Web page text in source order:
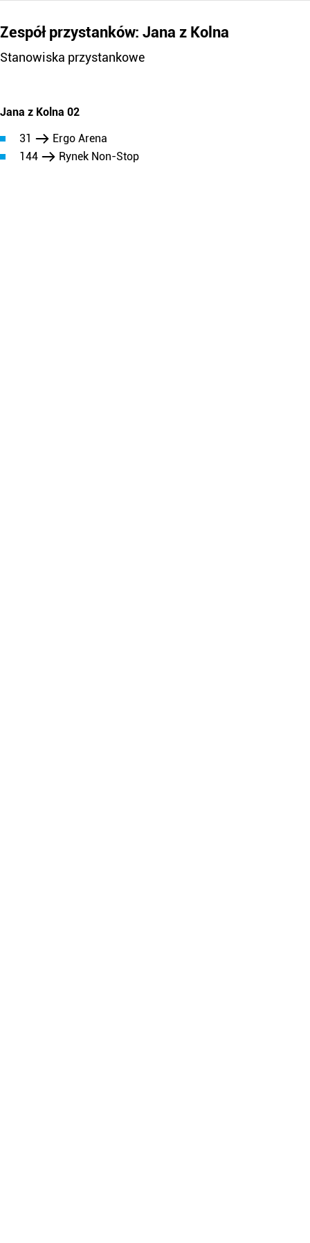
Zespół przystanków: Jana z Kolna
Stanowiska przystankowe
Jana z Kolna 02
31
Ergo Arena
144
Rynek Non-Stop